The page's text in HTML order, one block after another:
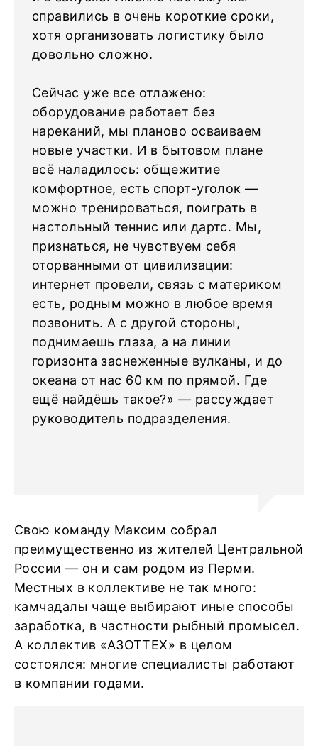
справились в очень короткие сроки,
хотя организовать логистику было
довольно сложно.
Сейчас уже все отлажено:
оборудование работает без
нареканий, мы планово осваиваем
новые участки. И в бытовом плане
всё наладилось: общежитие
комфортное, есть спорт-уголок ―
можно тренироваться, поиграть в
настольный теннис или дартс. Мы,
признаться, не чувствуем себя
оторванными от цивилизации:
интернет провели, связь с материком
есть, родным можно в любое время
позвонить. А с другой стороны,
поднимаешь глаза, а на линии
горизонта заснеженные вулканы, и до
океана от нас 60 км по прямой. Где
ещё найдёшь такое?» ― рассуждает
руководитель подразделения.
Свою команду Максим собрал
преимущественно из жителей Центральной
России ― он и сам родом из Перми.
Местных в коллективе не так много:
камчадалы чаще выбирают иные способы
заработка, в частности рыбный промысел.
А коллектив «АЗОТТЕХ» в целом
состоялся: многие специалисты работают
в компании годами.